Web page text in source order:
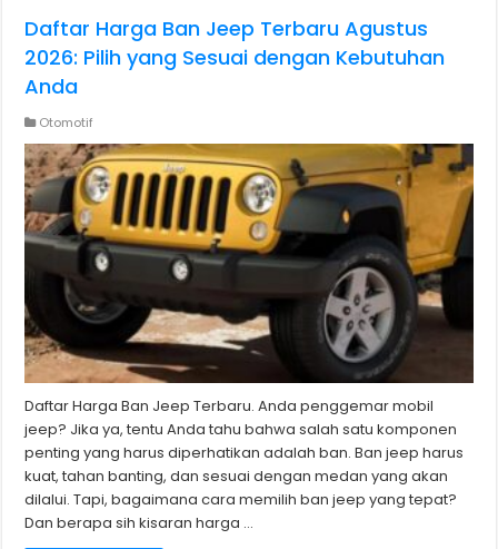
Daftar Harga Ban Jeep Terbaru Agustus
2026: Pilih yang Sesuai dengan Kebutuhan
Anda
Otomotif
Daftar Harga Ban Jeep Terbaru. Anda penggemar mobil
jeep? Jika ya, tentu Anda tahu bahwa salah satu komponen
penting yang harus diperhatikan adalah ban. Ban jeep harus
kuat, tahan banting, dan sesuai dengan medan yang akan
dilalui. Tapi, bagaimana cara memilih ban jeep yang tepat?
Dan berapa sih kisaran harga …